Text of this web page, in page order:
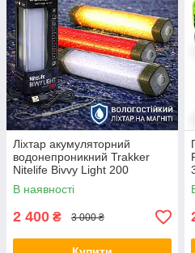
Ліхтар акумуляторний
водонепроникний Trakker
Nitelife Bivvy Light 200
В наявності
2 400 ₴ 3 000 ₴